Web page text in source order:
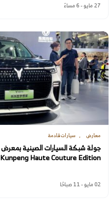
27 مايو - 6 مساءً
معارض سيارات قادمة
Kunpeng Haute Couture Edition الـ MPV الفاخرة تذهل الحاضرين
02 مايو - 11 صباحًا